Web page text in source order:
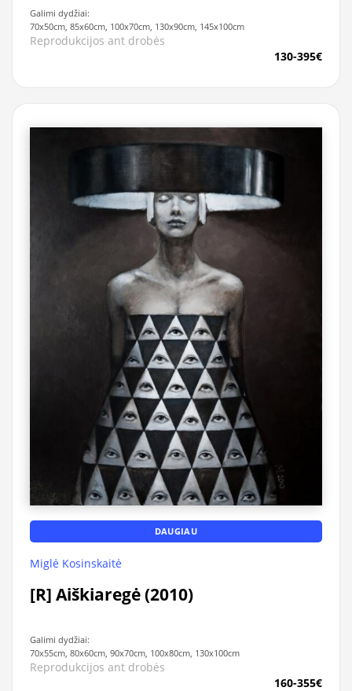
Galimi dydžiai:
70x50cm, 85x60cm, 100x70cm, 130x90cm, 145x100cm
Reprodukcijos ant drobės
130-395€
DAUGIAU
Miglė Kosinskaitė
[R] Aiškiaregė (2010)
Galimi dydžiai:
70x55cm, 80x60cm, 90x70cm, 100x80cm, 130x100cm
Reprodukcijos ant drobės
160-355€